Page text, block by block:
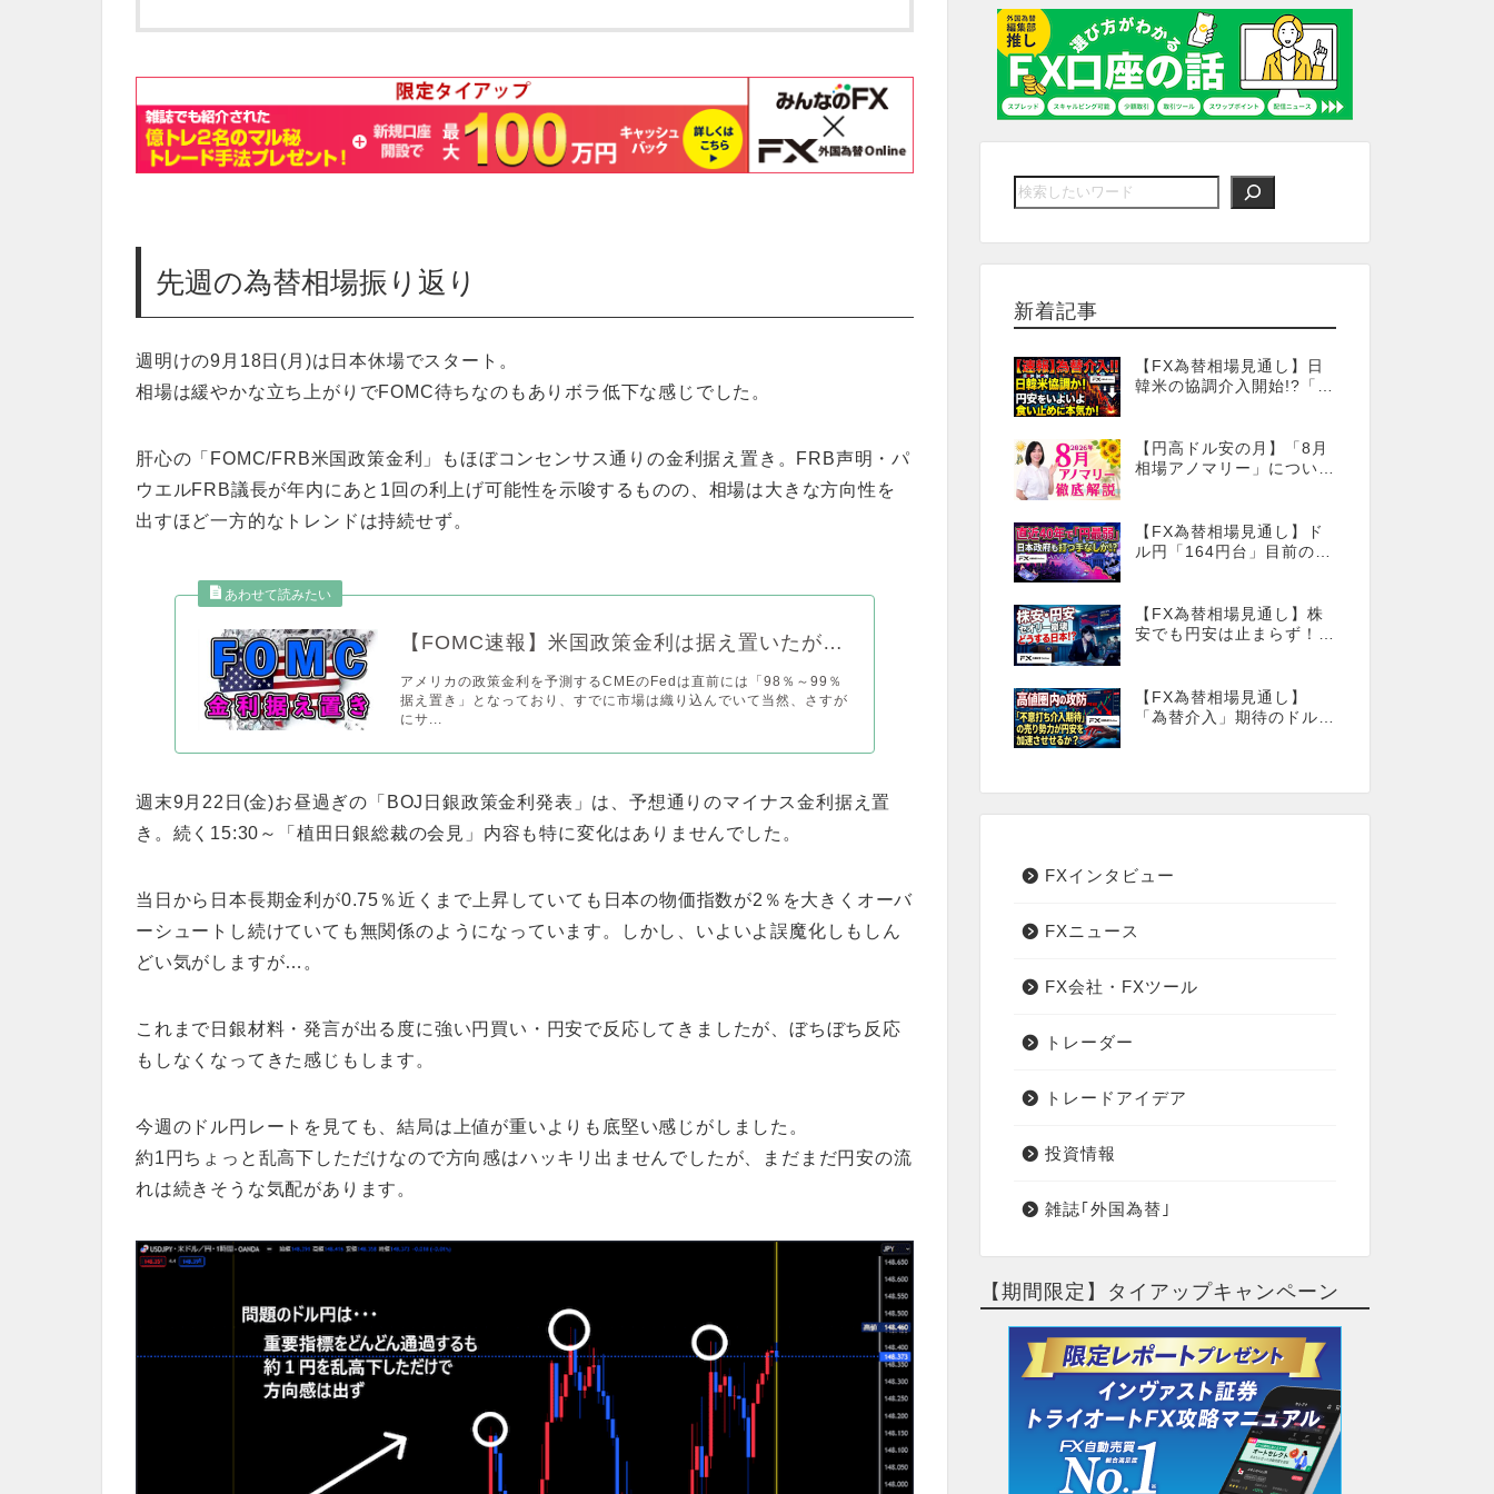
先週の為替相場振り返り
週明けの9月18日(月)は日本休場でスタート。
相場は緩やかな立ち上がりでFOMC待ちなのもありボラ低下な感じでした。
肝心の「FOMC/FRB米国政策金利」もほぼコンセンサス通りの金利据え置き。FRB声明・パ
ウエルFRB議長が年内にあと1回の利上げ可能性を示唆するものの、相場は大きな方向性を
出すほど一方的なトレンドは持続せず。
【FOMC速報】米国政策金利は据え置いたが…
アメリカの政策金利を予測するCMEのFedは直前には「98％～99％
据え置き」となっており、すでに市場は織り込んでいて当然、さすが
にサ...
週末9月22日(金)お昼過ぎの「BOJ日銀政策金利発表」は、予想通りのマイナス金利据え置
き。続く15:30～「植田日銀総裁の会見」内容も特に変化はありませんでした。
当日から日本長期金利が0.75％近くまで上昇していても日本の物価指数が2％を大きくオーバ
ーシュートし続けていても無関係のようになっています。しかし、いよいよ誤魔化しもしん
どい気がしますが…。
これまで日銀材料・発言が出る度に強い円買い・円安で反応してきましたが、ぼちぼち反応
もしなくなってきた感じもします。
今週のドル円レートを見ても、結局は上値が重いよりも底堅い感じがしました。
約1円ちょっと乱高下しただけなので方向感はハッキリ出ませんでしたが、まだまだ円安の流
れは続きそうな気配があります。
新着記事
【FX為替相場見通し】日
韓米の協調介入開始!?「為
【円高ドル安の月】「8月
相場アノマリー」について
【FX為替相場見通し】ド
ル円「164円台」目前の攻
【FX為替相場見通し】株
安でも円安は止まらず！こ
【FX為替相場見通し】
「為替介入」期待のドル円
FXインタビュー
FXニュース
FX会社・FXツール
トレーダー
トレードアイデア
投資情報
雑誌｢外国為替｣
【期間限定】タイアップキャンペーン